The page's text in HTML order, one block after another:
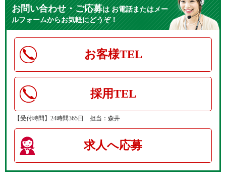
お問い合わせ・ご応募はお電話またはメー
ルフォームからお気軽にどうぞ！
お客様TEL
採用TEL
【受付時間】24時間365日 担当：森井
求人へ応募